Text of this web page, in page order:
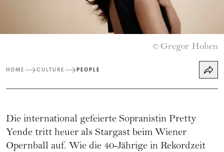
© Gregor Hohen
HOME CULTURE PEOPLE
Die international gefeierte Sopranistin Pretty
Yende tritt heuer als Stargast beim Wiener
Opernball auf. Wie die 40-Jährige in Rekordzeit